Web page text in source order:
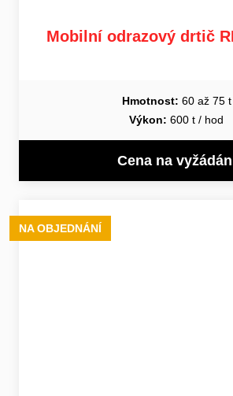
Mobilní odrazový drtič
Hmotnost: 60 až 75 t
Výkon: 600 t / hod
Cena na
NA OBJEDNÁNÍ